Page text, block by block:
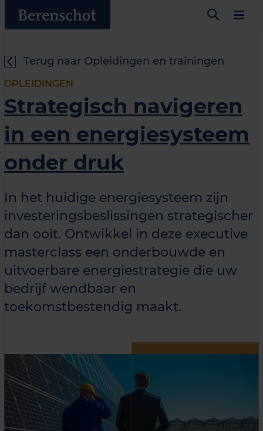
Terug naar Opleidingen en trainingen
OPLEIDINGEN
Strategisch navigeren
in een energiesysteem
onder druk
In het huidige energiesysteem zijn
investeringsbeslissingen strategischer
dan ooit. Ontwikkel in deze executive
masterclass een onderbouwde en
uitvoerbare energiestrategie die uw
bedrijf wendbaar en
toekomstbestendig maakt.